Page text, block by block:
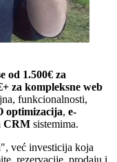
od 1.500€ za
za kompleksne web
funkcionalnosti,
optimizacija, e-
CRM sistemima.
već investicija koja
rezervacije, prodaju i